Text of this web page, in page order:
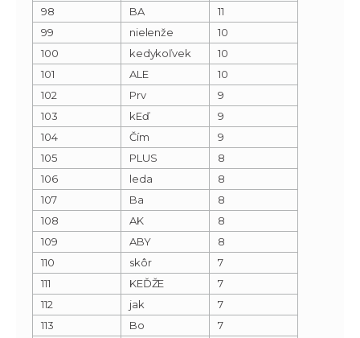
98
BA
11
99
nielenže
10
100
kedykoľvek
10
101
ALE
10
102
Prv
9
103
kEď
9
104
Čím
9
105
PLUS
8
106
leda
8
107
Ba
8
108
AK
8
109
ABY
8
110
skôr
7
111
KEĎŽE
7
112
jak
7
113
Bo
7